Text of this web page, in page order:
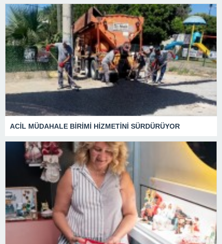
ACİL MÜDAHALE BİRİMİ HİZMETİNİ SÜRDÜRÜYOR